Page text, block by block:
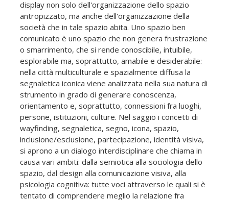
display non solo dell'organizzazione dello spazio
antropizzato, ma anche dell'organizzazione della
società che in tale spazio abita. Uno spazio ben
comunicato è uno spazio che non genera frustrazione
o smarrimento, che si rende conoscibile, intuibile,
esplorabile ma, soprattutto, amabile e desiderabile:
nella città multiculturale e spazialmente diffusa la
segnaletica iconica viene analizzata nella sua natura di
strumento in grado di generare conoscenza,
orientamento e, soprattutto, connessioni fra luoghi,
persone, istituzioni, culture. Nel saggio i concetti di
wayfinding, segnaletica, segno, icona, spazio,
inclusione/esclusione, partecipazione, identità visiva,
si aprono a un dialogo interdisciplinare che chiama in
causa vari ambiti: dalla semiotica alla sociologia dello
spazio, dal design alla comunicazione visiva, alla
psicologia cognitiva: tutte voci attraverso le quali si è
tentato di comprendere meglio la relazione fra